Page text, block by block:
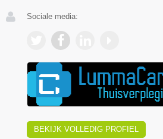
Sociale media:
BEKIJK VOLLEDIG PROFIEL